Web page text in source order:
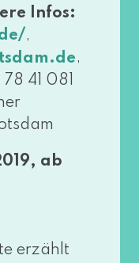
Infos:
,
,
41 081
ab
erzählt